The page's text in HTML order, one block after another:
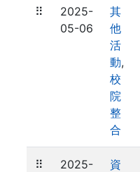
⠿
2025-
05-06
其
他
活
動,
校
院
整
合
⠿
2025-
資